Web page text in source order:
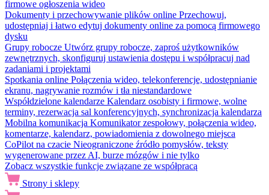
firmowe ogłoszenia wideo
Dokumenty i przechowywanie plików online Przechowuj,
udostępniaj i łatwo edytuj dokumenty online za pomocą firmowego
dysku
Grupy robocze Utwórz grupy robocze, zaproś użytkowników
zewnętrznych, skonfiguruj ustawienia dostępu i współpracuj nad
zadaniami i projektami
Spotkania online Połączenia wideo, telekonferencje, udostępnianie
ekranu, nagrywanie rozmów i tła niestandardowe
Współdzielone kalendarze Kalendarz osobisty i firmowe, wolne
terminy, rezerwacja sal konferencyjnych, synchronizacja kalendarza
Mobilna komunikacja Komunikator zespołowy, połączenia wideo,
komentarze, kalendarz, powiadomienia z dowolnego miejsca
CoPilot na czacie Nieograniczone źródło pomysłów, teksty
wygenerowane przez AI, burze mózgów i nie tylko
Zobacz wszystkie funkcje związane ze współpracą
Strony i sklepy